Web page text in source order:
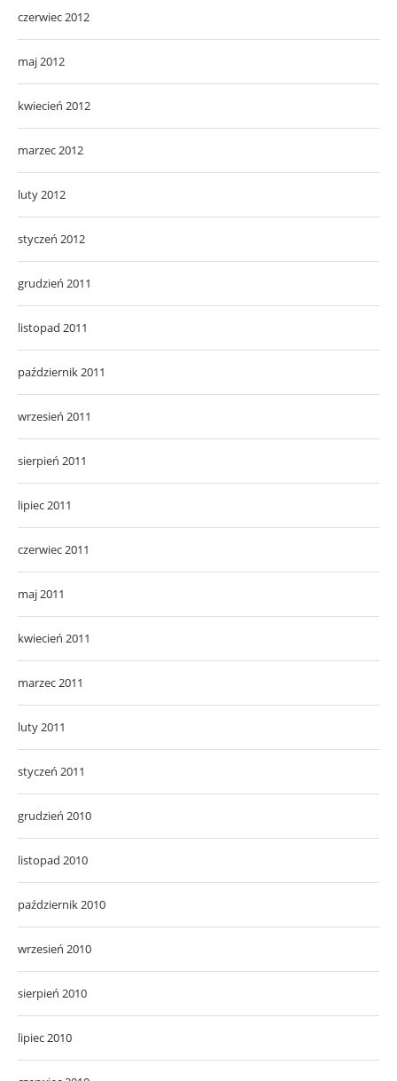
czerwiec 2012
maj 2012
kwiecień 2012
marzec 2012
luty 2012
styczeń 2012
grudzień 2011
listopad 2011
październik 2011
wrzesień 2011
sierpień 2011
lipiec 2011
czerwiec 2011
maj 2011
kwiecień 2011
marzec 2011
luty 2011
styczeń 2011
grudzień 2010
listopad 2010
październik 2010
wrzesień 2010
sierpień 2010
lipiec 2010